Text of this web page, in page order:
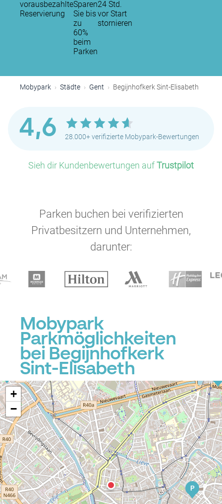
vorausbezahlte
Reservierung
Sparen
Sie bis
zu
60%
beim
Parken
24 Std.
vor Start
stornieren
Mobypark Städte Gent Begijnhofkerk Sint-Elisabeth
4,6 28.000+ verifizierte Mobypark-Bewertungen
Sieh dir Kundenbewertungen aufTrustpilot
Parken buchen bei verifizierten
Privatbesitzern und Unternehmen,
darunter:
Mobypark
Parkmöglichkeiten
bei Begijnhofkerk
Sint-Elisabeth
P
+
−